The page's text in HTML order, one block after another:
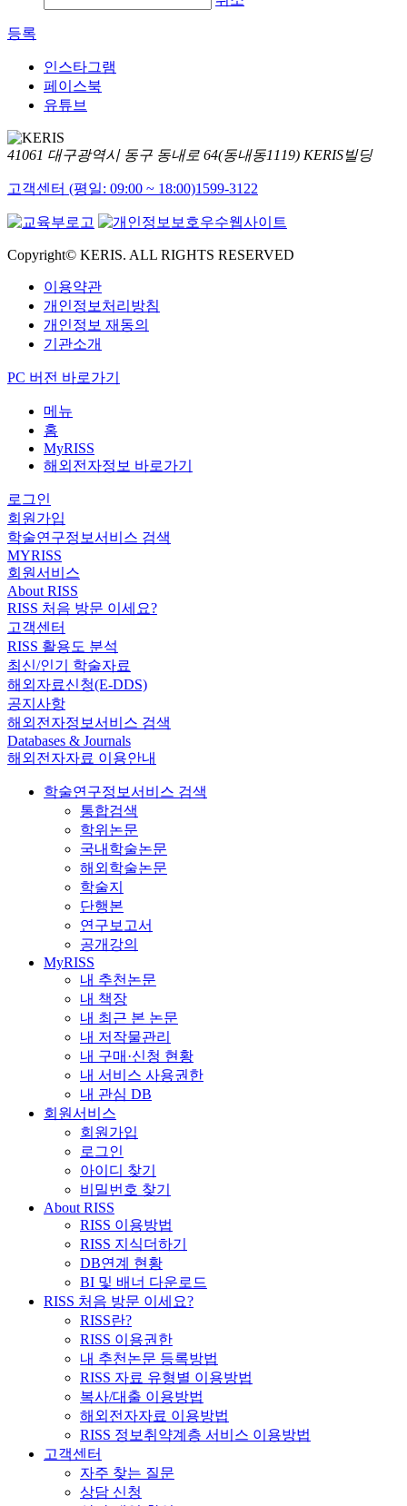
등록
인스타그램
페이스북
유튜브
41061 대구광역시 동구 동내로 64(동내동1119) KERIS빌딩
고객센터 (평일: 09:00 ~ 18:00)1599-3122
Copyright© KERIS. ALL RIGHTS RESERVED
이용약관
개인정보처리방침
개인정보 재동의
기관소개
PC 버전 바로가기
메뉴
홈
MyRISS
해외전자정보 바로가기
로그인
회원가입
학술연구정보서비스 검색
MYRISS
회원서비스
About RISS
RISS 처음 방문 이세요?
고객센터
RISS 활용도 분석
최신/인기 학술자료
해외자료신청(E-DDS)
공지사항
해외전자정보서비스 검색
Databases & Journals
해외전자자료 이용안내
학술연구정보서비스 검색
통합검색
학위논문
국내학술논문
해외학술논문
학술지
단행본
연구보고서
공개강의
MyRISS
내 추천논문
내 책장
내 최근 본 논문
내 저작물관리
내 구매·신청 현황
내 서비스 사용권한
내 관심 DB
회원서비스
회원가입
로그인
아이디 찾기
비밀번호 찾기
About RISS
RISS 이용방법
RISS 지식더하기
DB연계 현황
BI 및 배너 다운로드
RISS 처음 방문 이세요?
RISS란?
RISS 이용권한
내 추천논문 등록방법
RISS 자료 유형별 이용방법
복사/대출 이용방법
해외전자자료 이용방법
RISS 정보취약계층 서비스 이용방법
고객센터
자주 찾는 질문
상담 신청